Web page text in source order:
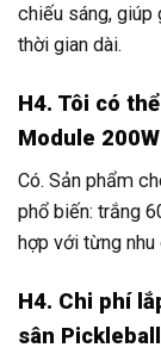
chiếu sáng, giúp
thời gian dài.
H4. Tôi có
Module
Có. Sản phẩm
phổ biến: trắng
hợp với từng
H4. Chi phí
sân